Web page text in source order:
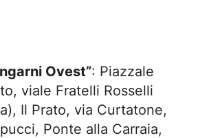
Ovest”: Piazzale
viale Fratelli Rosselli
Il Prato, via Curtatone,
Ponte alla Carraia,